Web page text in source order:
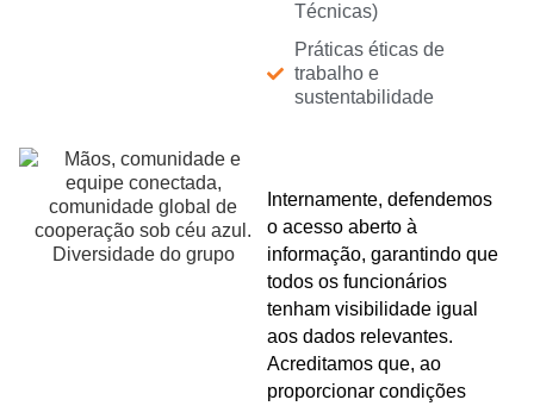
Técnicas)
Práticas éticas de
trabalho e
sustentabilidade
Internamente, defendemos
o acesso aberto à
informação, garantindo que
todos os funcionários
tenham visibilidade igual
aos dados relevantes.
Acreditamos que, ao
proporcionar condições